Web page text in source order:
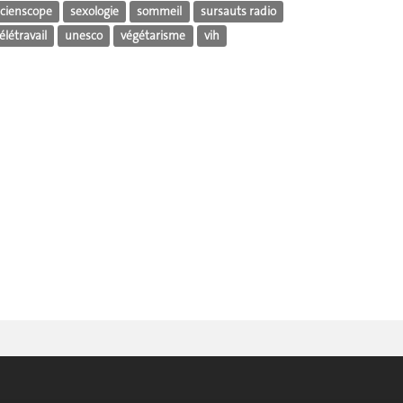
sexologie sommeil
sursauts radio
unesco végétarisme vih